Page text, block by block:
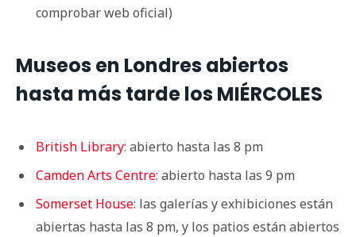
comprobar web oficial)
Museos en Londres abiertos
hasta más tarde los MIÉRCOLES
British Library: abierto hasta las 8 pm
Camden Arts Centre: abierto hasta las 9 pm
Somerset House: las galerías y exhibiciones están
abiertas hasta las 8 pm, y los patios están abiertos